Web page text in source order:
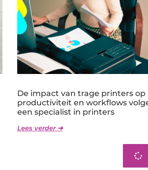
De impact van trage printers op
productiviteit en workflows
een specialist in printers
Lees verder ➜